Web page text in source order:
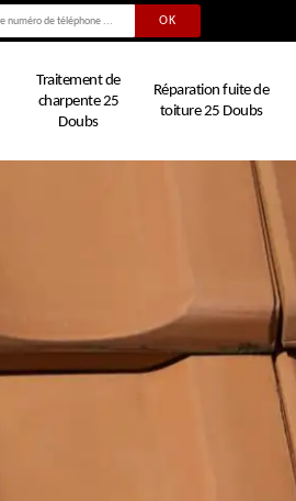
Traitement de
charpente 25
Doubs
Réparation fuite de
toiture 25 Doubs